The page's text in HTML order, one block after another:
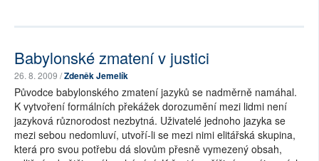
Babylonské zmatení v justici
26. 8. 2009 /Zdeněk Jemelík
Původce babylonského zmatení jazyků se nadměrně namáhal.
K vytvoření formálních překážek dorozumění mezi lidmi není
jazyková různorodost nezbytná. Uživatelé jednoho jazyka se
mezi sebou nedomluví, utvoří-li se mezi nimi elitářská skupina,
která pro svou potřebu dá slovům přesně vymezený obsah,